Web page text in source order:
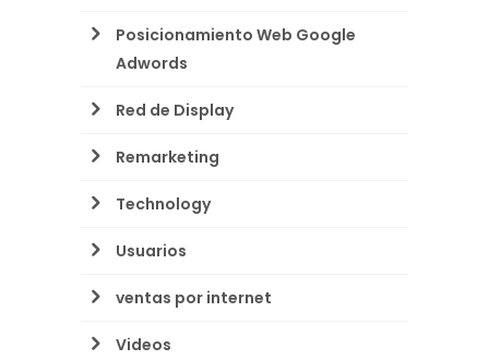
Posicionamiento Web Google
Adwords
Red de Display
Remarketing
Technology
Usuarios
ventas por internet
Videos